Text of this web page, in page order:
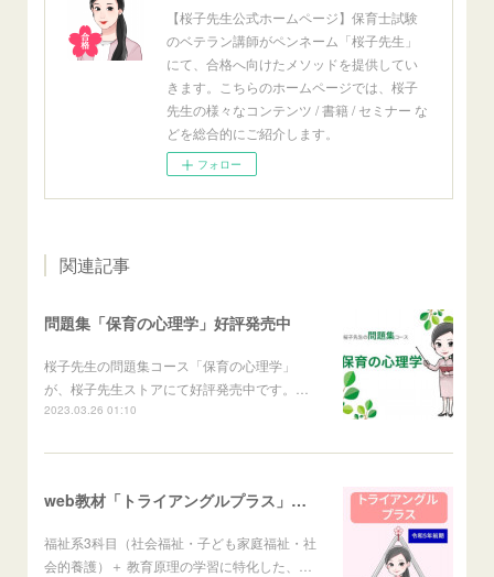
【桜子先生公式ホームページ】保育士試験
のベテラン講師がペンネーム「桜子先生」
にて、合格へ向けたメソッドを提供してい
きます。こちらのホームページでは、桜子
先生の様々なコンテンツ / 書籍 / セミナー な
どを総合的にご紹介します。
フォロー
関連記事
問題集「保育の心理学」好評発売中
桜子先生の問題集コース「保育の心理学」
が、桜子先生ストアにて好評発売中です。…
2023.03.26 01:10
web教材「トライアングルプラス」発売
福祉系3科目（社会福祉・子ども家庭福祉・社
会的養護）＋ 教育原理の学習に特化した、…